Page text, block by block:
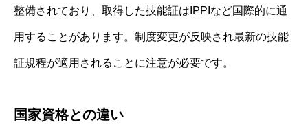
整備されており、取得した技能証はIPPIなど国際的に通
用することがあります。制度変更が反映され最新の技能
証規程が適用されることに注意が必要です。
国家資格との違い